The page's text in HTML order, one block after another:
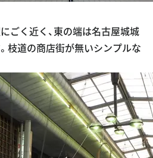
ごく近く、東の端は名古屋城城
枝道の商店街が無いシンプルな